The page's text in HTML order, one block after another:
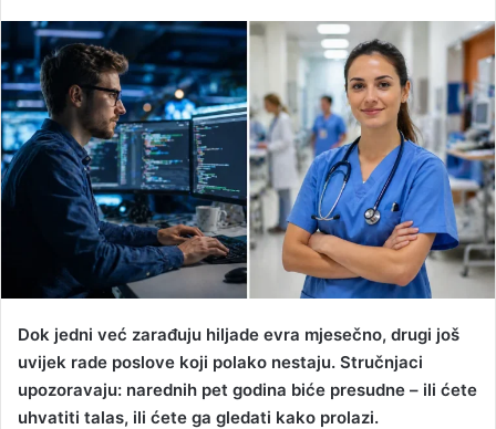
d
a
n
e
m
a
i
l
Dok jedni već zarađuju hiljade evra mjesečno, drugi još
uvijek rade poslove koji polako nestaju. Stručnjaci
upozoravaju: narednih pet godina biće presudne – ili ćete
uhvatiti talas, ili ćete ga gledati kako prolazi.